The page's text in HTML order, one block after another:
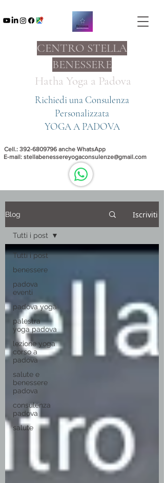
Cell.: 392-6809796 anche WhatsApp
E-mail: stellabenessereyogaconsulenze@gmail.com
CENTRO STELLA
BENESSERE
Hatha Yoga a Padova
Richiedi una Consulenza
Personalizzata
YOGA A PADOVA
Blog Iscriviti
Tutti i post
benessere
padova
eventi
padova yoga
palestra
yoga padova
lezione yoga
corso a
padova
salute e
benessere
padova
consulenza
padova
salute
Tutti i post